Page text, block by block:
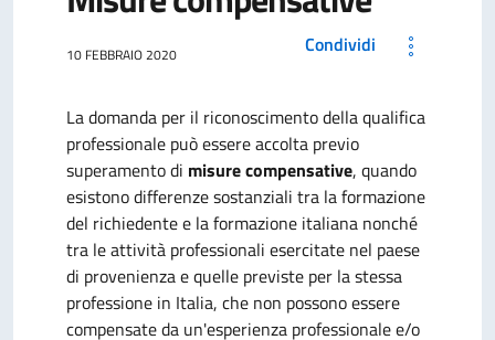
10 FEBBRAIO 2020 Condividi
La domanda per il riconoscimento della qualifica
professionale può essere accolta previo
superamento di misure compensative, quando
esistono differenze sostanziali tra la formazione
del richiedente e la formazione italiana nonché
tra le attività professionali esercitate nel paese
di provenienza e quelle previste per la stessa
professione in Italia, che non possono essere
compensate da un'esperienza professionale e/o